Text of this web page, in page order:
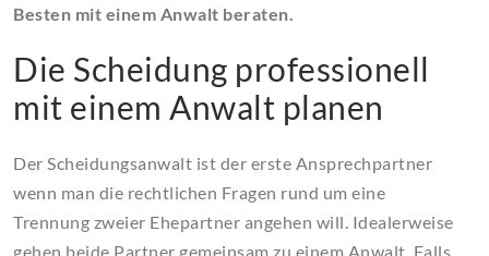
Besten mit einem Anwalt beraten.
Die Scheidung professionell
mit einem Anwalt planen
Der Scheidungsanwalt ist der erste Ansprechpartner
wenn man die rechtlichen Fragen rund um eine
Trennung zweier Ehepartner angehen will. Idealerweise
gehen beide Partner gemeinsam zu einem Anwalt. Falls